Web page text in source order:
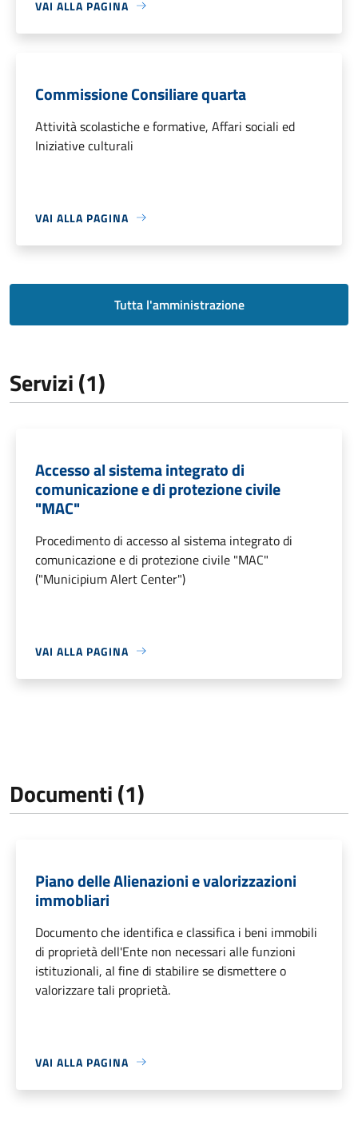
VAI ALLA PAGINA
Commissione Consiliare quarta
Attività scolastiche e formative, Affari sociali ed
Iniziative culturali
VAI ALLA PAGINA
Tutta l'amministrazione
Servizi (1)
Accesso al sistema integrato di
comunicazione e di protezione civile
"MAC"
Procedimento di accesso al sistema integrato di
comunicazione e di protezione civile "MAC"
("Municipium Alert Center")
VAI ALLA PAGINA
Documenti (1)
Piano delle Alienazioni e valorizzazioni
immobliari
Documento che identifica e classifica i beni immobili
di proprietà dell'Ente non necessari alle funzioni
istituzionali, al fine di stabilire se dismettere o
valorizzare tali proprietà.
VAI ALLA PAGINA